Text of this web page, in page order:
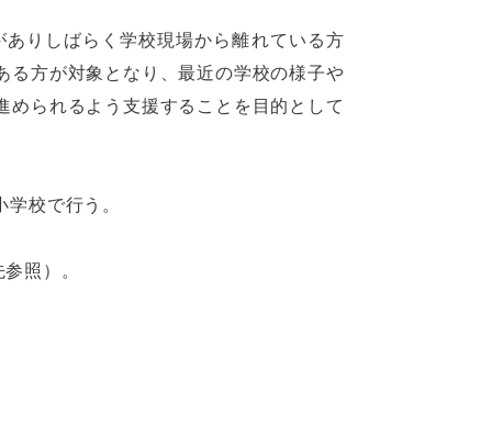
りしばらく学校現場から離れている方
る方が対象となり、最近の学校の様子や
られるよう支援することを目的として
校で行う。
照）。